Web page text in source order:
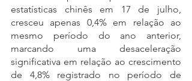
estatísticas chinês em 17 de julho,
cresceu apenas 0,4% em relação ao
mesmo período do ano anterior,
marcando uma desaceleração
significativa em relação ao crescimento
de 4,8% registrado no período de